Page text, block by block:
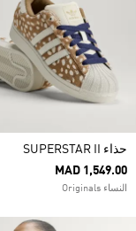
حذاء SUPERSTAR II
MAD 1,549.00
النساء Originals